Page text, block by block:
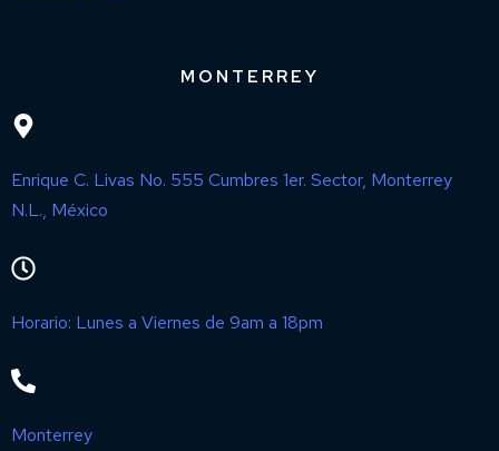
MONTERREY
Enrique C. Livas No. 555 Cumbres 1er. Sector, Monterrey
N.L., México
Horario: Lunes a Viernes de 9am a 18pm
Monterrey